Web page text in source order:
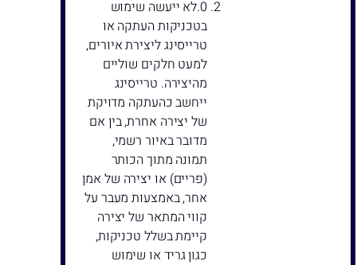
לא ייעשה שימוש
בטכניקות העתקה או
טרייסינג ליצירת איורים,
למעט חלקים שוליים
מהיצירה. טרייסינג
ייחשב כהעתקה מדויקת
של יצירה אחרת, בין אם
מדובר באיור רשמי,
תמונה מתוך הכותר
(פריים) או יצירה של אמן
אחר, באמצעות מעבר על
קווי המתאר של יצירה
קיימת בשלל טכניקות,
כגון גריד או שימוש